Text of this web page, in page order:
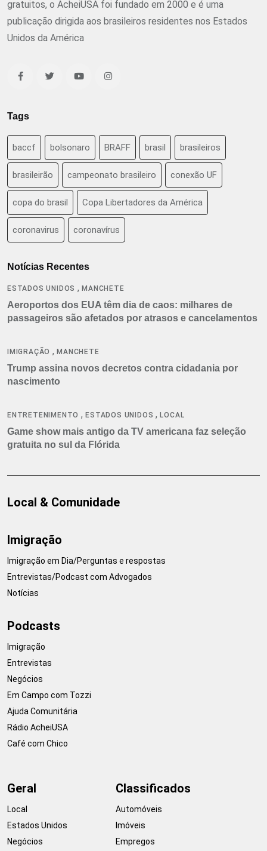
gratuitos, o AcheiUSA foi fundado em 2000 e é uma
publicação dirigida aos brasileiros residentes nos Estados
Unidos da América
Tags
baccf bolsonaro BRAFF brasil brasileiros
brasileirão campeonato brasileiro conexão UF
copa do brasil Copa Libertadores da América
coronavirus coronavírus
Notícias Recentes
ESTADOS UNIDOS ,MANCHETE
Aeroportos dos EUA têm dia de caos: milhares de
passageiros são afetados por atrasos e cancelamentos
IMIGRAÇÃO ,MANCHETE
Trump assina novos decretos contra cidadania por
nascimento
ENTRETENIMENTO ,ESTADOS UNIDOS ,LOCAL
Game show mais antigo da TV americana faz seleção
gratuita no sul da Flórida
Local & Comunidade
Imigração
Imigração em Dia/Perguntas e respostas
Entrevistas/Podcast com Advogados
Notícias
Podcasts
Imigração
Entrevistas
Negócios
Em Campo com Tozzi
Ajuda Comunitária
Rádio AcheiUSA
Café com Chico
Geral
Local
Estados Unidos
Negócios
Classificados
Automóveis
Imóveis
Empregos